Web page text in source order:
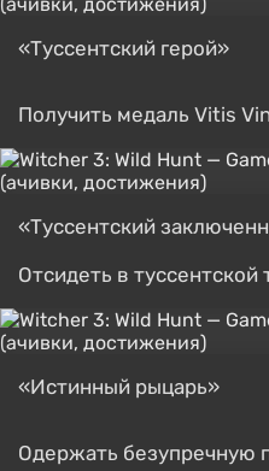
«Туссентский герой»
Получить медаль Vitis
«Туссентский
Отсидеть в
«Истинный рыцарь»
Одержать безупречную